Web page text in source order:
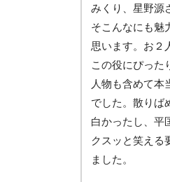
みくり、星野源
そこんなにも魅
思います。お２
この役にぴった
人物も含めて本
でした。散りば
白かったし、平
クスッと笑える
ました。